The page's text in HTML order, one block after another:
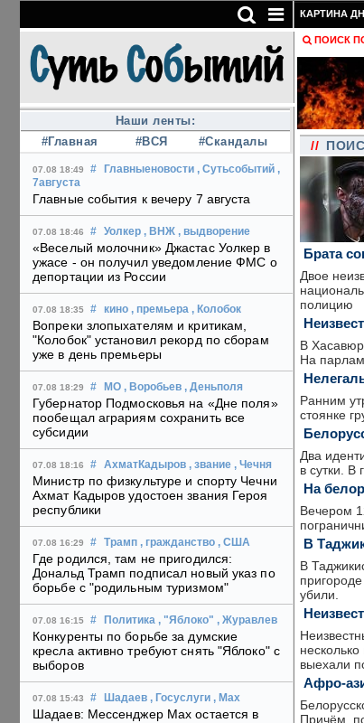
Наши ленты:
#Главная
#ВСЯ #Скандалы
07.08 18:49 # Главныеновости , Сутьсобытий ,
7августа
Главные события к вечеру 7 августа
07.08 18:46 # Уолкер , ВНЖ , выдворение
«Веселый молочник» Джастас Уолкер в
ужасе - он получил уведомление ФМС о
депортации из России
07.08 18:35 # кино , премьера , Колобок
Вопреки злопыхателям и критикам,
"Колобок" установил рекорд по сборам
уже в день премьеры
07.08 18:29 # МО , Воробьев , Деньполя
Губернатор Подмосковья на «Дне поля»
пообещал аграриям сохранить все
субсидии
07.08 18:16 # АхматКадыров , звание , Чечня
Министр по физкультуре и спорту Чечни
Ахмат Кадыров удостоен звания Героя
республики
07.08 16:29 # Трамп , гражданство , США
Где родился, там не пригодился:
Дональд Трамп подписал новый указ по
борьбе с "родильным туризмом"
07.08 16:15 # Политика , "Яблоко" , Журавлев
Конкуренты по борьбе за думские
кресла активно требуют снять "Яблоко" с
выборов
07.08 15:43 # Шадаев , Госуслуги , Max
Шадаев: Мессенджер Max остается в
КАРТИНА
ПОИСК
//
Брата
Двое
полицию
В
На
Ранним
стоянке
Два
в сутки. В
На
Вечером
В
В
убили.
выехали
Афро-
Причём,